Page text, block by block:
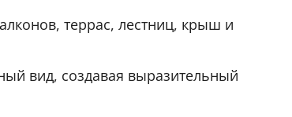
террас, лестниц, крыш и
вид, создавая выразительный